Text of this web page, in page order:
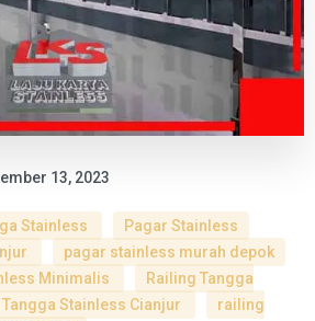
13, 2023
Stainless
Pagar Stainless
pagar stainless murah depok
Minimalis
Railing Tangga
Stainless Cianjur
railing